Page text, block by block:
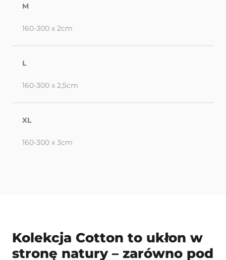
M
160-300 x 2cm
L
160-300 x 2,5cm
XL
160-300 x 3cm
Kolekcja Cotton to ukłon w
stronę natury – zarówno pod